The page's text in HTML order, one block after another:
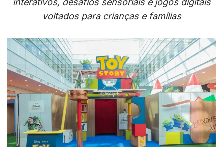
interativos, desafios sensoriais e jogos digitais
voltados para crianças e famílias